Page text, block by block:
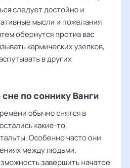
следует достойно и
мысли и пожелания
обернутся против вас
кармических узелков,
в других
по соннику Ванги
обычно снятся в
какие-то
Особенно часто они
между людьми.
завершить начатое